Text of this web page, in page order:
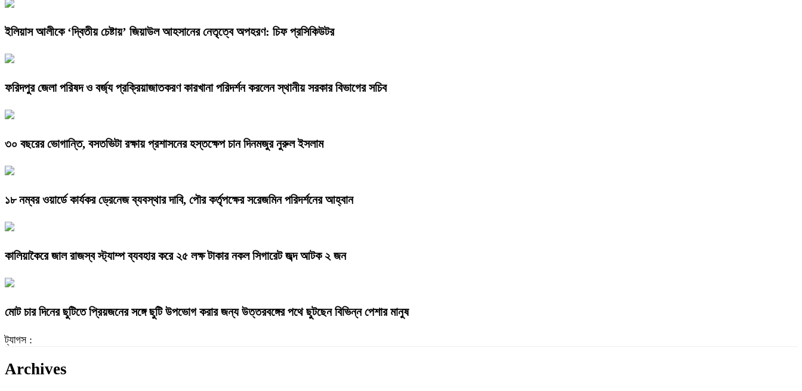
ইলিয়াস আলীকে ‘দ্বিতীয় চেষ্টায়’ জিয়াউল আহসানের নেতৃত্বে অপহরণ: চিফ প্রসিকিউটর
ফরিদপুর জেলা পরিষদ ও বর্জ্য প্রক্রিয়াজাতকরণ কারখানা পরিদর্শন করলেন স্থানীয় সরকার বিভাগের সচিব
৩০ বছরের ভোগান্তি, বসতভিটা রক্ষায় প্রশাসনের হস্তক্ষেপ চান দিনমজুর নুরুল ইসলাম
১৮ নম্বর ওয়ার্ডে কার্যকর ড্রেনেজ ব্যবস্থার দাবি, পৌর কর্তৃপক্ষের সরেজমিন পরিদর্শনের আহ্বান
কালিয়াকৈরে জাল রাজস্ব স্ট্যাম্প ব্যবহার করে ২৫ লক্ষ টাকার নকল সিগারেট জব্দ আটক ২ জন
মোট চার দিনের ছুটিতে প্রিয়জনের সঙ্গে ছুটি উপভোগ করার জন্য উত্তরবঙ্গের পথে ছুটছেন বিভিন্ন পেশার মানুষ
ট্যাগস :
Archives